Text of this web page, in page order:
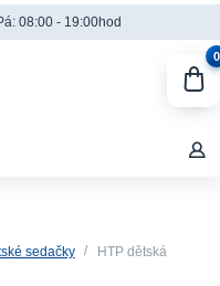
08:00 - 19:00hod
0
sedačky
HTP dětská